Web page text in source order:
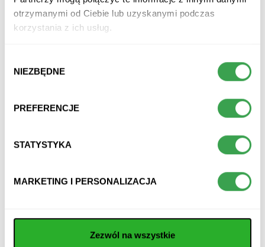
otrzymanymi od Ciebie lub uzyskanymi podczas
korzystania z ich usług.
zgody
NIEZBĘDNE
PREFERENCJE
STATYSTYKA
MARKETING I PERSONALIZACJA
Zezwól na wszystkie
naturalna woda mineralna
Formy Magnezu 500 ml